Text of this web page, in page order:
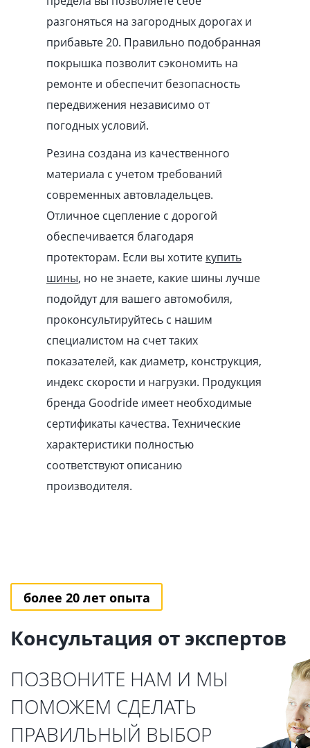
разгоняться на загородных дорогах и
прибавьте 20. Правильно подобранная
покрышка позволит сэкономить на
ремонте и обеспечит безопасность
передвижения независимо от
погодных условий.
Резина создана из качественного
материала с учетом требований
современных автовладельцев.
Отличное сцепление с дорогой
обеспечивается благодаря
протекторам. Если вы хотите купить
шины, но не знаете, какие шины лучше
подойдут для вашего автомобиля,
проконсультируйтесь с нашим
специалистом на счет таких
показателей, как диаметр, конструкция,
индекс скорости и нагрузки. Продукция
бренда Goodride имеет необходимые
сертификаты качества. Технические
характеристики полностью
соответствуют описанию
производителя.
более 20 лет опыта
Консультация от экспертов
ПОЗВОНИТЕ НАМ И МЫ
ПОМОЖЕМ СДЕЛАТЬ
ПРАВИЛЬНЫЙ ВЫБОР